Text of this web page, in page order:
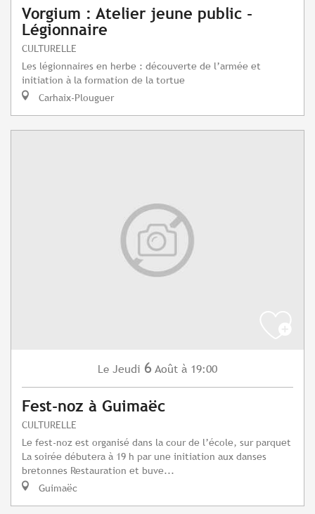
Vorgium : Atelier jeune public -
Légionnaire
CULTURELLE
Les légionnaires en herbe : découverte de l’armée et
initiation à la formation de la tortue
Carhaix-Plouguer
Le Jeudi 6 Août à 19:00
Fest-noz à Guimaëc
CULTURELLE
Le fest-noz est organisé dans la cour de l’école, sur parquet
La soirée débutera à 19 h par une initiation aux danses
bretonnes Restauration et buve...
Guimaëc